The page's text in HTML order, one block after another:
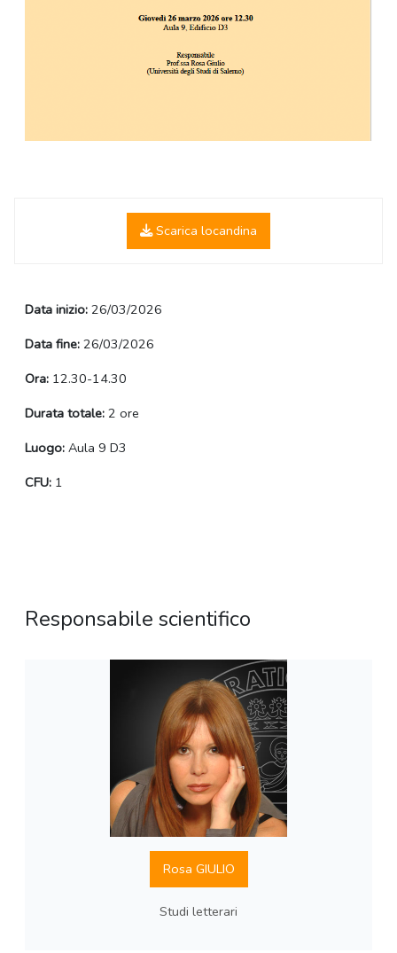
Scarica locandina
Data inizio: 26/03/2026
Data fine: 26/03/2026
Ora: 12.30-14.30
Durata totale: 2 ore
Luogo: Aula 9 D3
CFU: 1
Responsabile scientifico
Rosa GIULIO
Studi letterari